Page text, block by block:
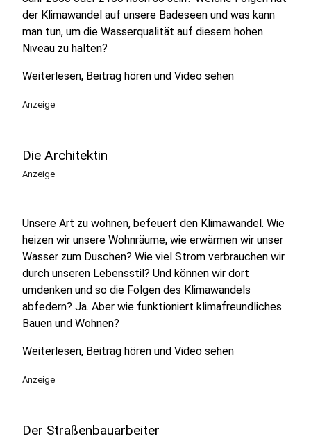
der Klimawandel auf unsere Badeseen und was kann
man tun, um die Wasserqualität auf diesem hohen
Niveau zu halten?
Weiterlesen, Beitrag hören und Video sehen
Anzeige
Die Architektin
Anzeige
Unsere Art zu wohnen, befeuert den Klimawandel. Wie
heizen wir unsere Wohnräume, wie erwärmen wir unser
Wasser zum Duschen? Wie viel Strom verbrauchen wir
durch unseren Lebensstil? Und können wir dort
umdenken und so die Folgen des Klimawandels
abfedern? Ja. Aber wie funktioniert klimafreundliches
Bauen und Wohnen?
Weiterlesen, Beitrag hören und Video sehen
Anzeige
Der Straßenbauarbeiter